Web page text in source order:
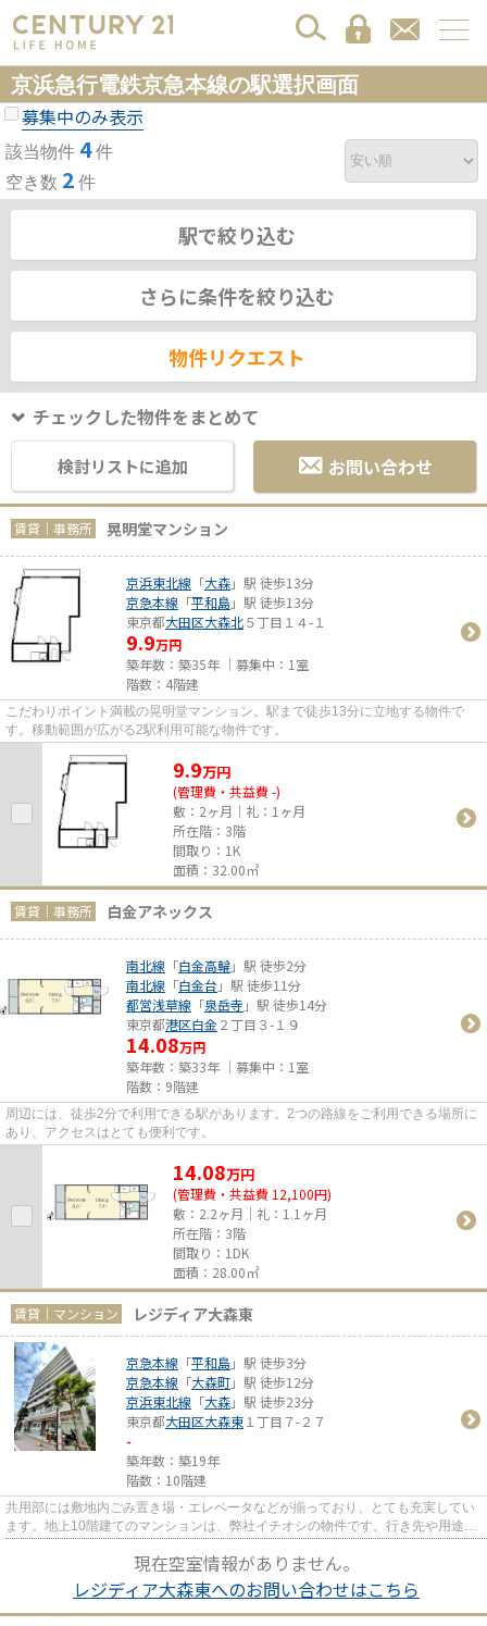
京浜急行電鉄京急本線の駅選択画面
募集中のみ表示
該当物件 4件
空き数 2 件
駅で絞り込む
さらに条件を絞り込む
物件リクエスト
チェックした物件をまとめて
検討リストに追加 お問い合わせ
賃貸｜事務所 晃明堂マンション
京浜東北線 「大森」駅 徒歩13分
京急本線 「平和島」駅 徒歩13分
東京都大田区大森北５丁目１４-１
9.9万円
築年数：築35年 ｜募集中： 1室
階数：4階建
こだわりポイント満載の晃明堂マンション。駅まで徒歩13分に立地する物件で
す。移動範囲が広がる2駅利用可能な物件です。
9.9万円
(管理費・共益費 -)
敷：2ヶ月｜礼：1ヶ月
所在階：3階
間取り：1K
面積：32.00㎡
賃貸｜事務所 白金アネックス
南北線 「白金高輪」駅 徒歩2分
南北線 「白金台 」駅 徒歩11分
都営浅草線 「泉岳寺 」駅 徒歩14分
東京都港区白金 ２丁目３-１９
14.08万円
築年数：築33年 ｜募集中： 1室
階数：9階建
周辺には、徒歩2分で利用できる駅があります。2つの路線をご利用できる場所に
あり、アクセスはとても便利です。
14.08万円
(管理費・共益費 12,100円)
敷：2.2ヶ月｜礼：1.1ヶ月
所在階：3階
間取り：1DK
面積：28.00㎡
賃貸｜マンション レジディア大森東
京急本線 「平和島」駅 徒歩3分
京急本線 「大森町」駅 徒歩12分
京浜東北線 「大森」駅 徒歩23分
東京都大田区大森東１丁目７-２７
-
築年数：築19年
階数：10階建
共用部には敷地内ごみ置き場・エレベータなどが揃っており、とても充実してい
ます。地上10階建てのマンションは、弊社イチオシの物件です。行き先や用途に
現在空室情報がありません。
レジディア大森東へのお問い合わせはこちら